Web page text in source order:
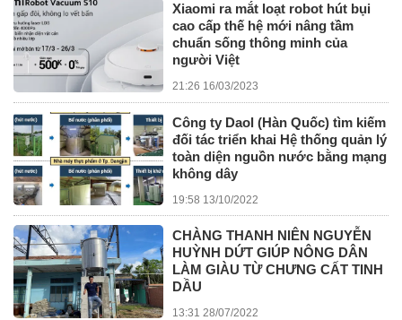
Xiaomi ra mắt loạt robot hút bụi
cao cấp thế hệ mới nâng tầm
chuẩn sống thông minh của
người Việt
21:26 16/03/2023
Công ty Daol (Hàn Quốc) tìm kiếm
đối tác triển khai Hệ thống quản lý
toàn diện nguồn nước bằng mạng
không dây
19:58 13/10/2022
CHÀNG THANH NIÊN NGUYỄN
HUỲNH DỨT GIÚP NÔNG DÂN
LÀM GIÀU TỪ CHƯNG CẤT TINH
DẦU
13:31 28/07/2022